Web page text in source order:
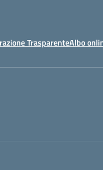
TrasparenteAlbo